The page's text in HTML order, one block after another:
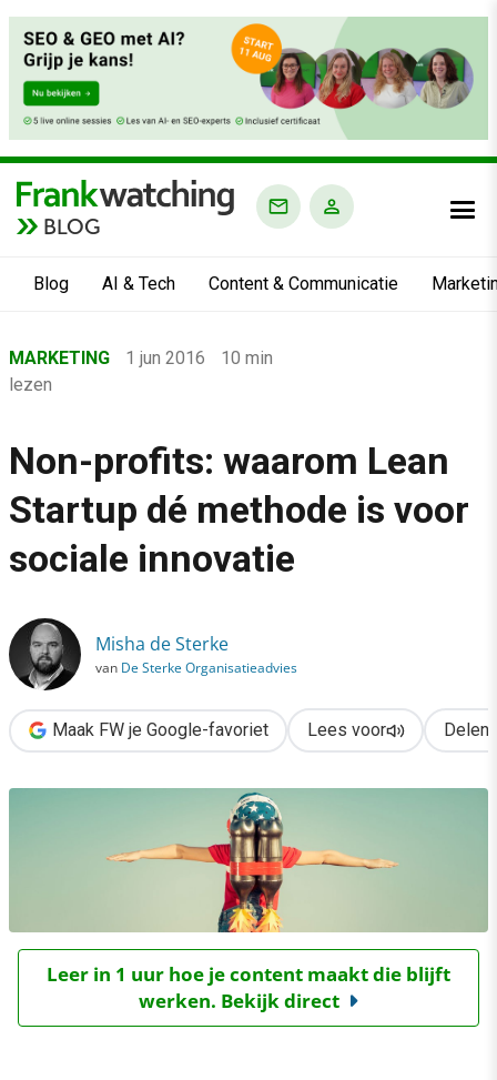
BLOG
Blog AI & Tech Content & Communicatie
›
Marketing
›
Non-profits: waarom Lean Startup dé methode is voor sociale
MARKETING 1 jun 2016
10 min
lezen
Non-profits: waarom Lean
Startup dé methode is voor
sociale innovatie
Misha de Sterke
van De Sterke Organisatieadvies
Maak FW je Google-favoriet Lees voor Delen
Leer in 1 uur hoe je content maakt die blijft
werken. Bekijk direct